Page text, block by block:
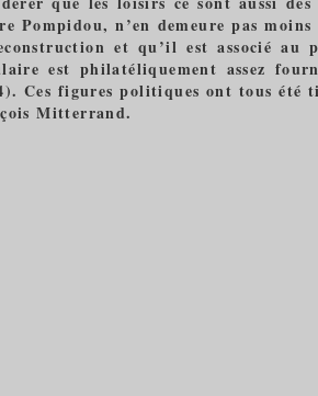
Pompidou, n’en demeure pas
et qu’il est associé
est philatéliquement assez
Ces figures politiques ont tous été
Mitterrand.